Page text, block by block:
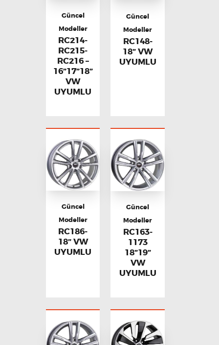
Güncel
Modeller
RC214-
RC215-
RC216 –
16”17”18”
VW
UYUMLU
Güncel
Modeller
RC148-
18” VW
UYUMLU
Güncel
Modeller
RC186-
18” VW
UYUMLU
Güncel
Modeller
RC163-
1173
18”19”
VW
UYUMLU